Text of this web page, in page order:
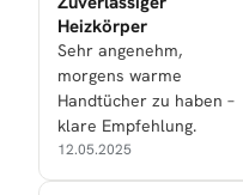
Heizkörper
Sehr angenehm,
morgens warme
Handtücher zu haben –
klare Empfehlung.
12.05.2025